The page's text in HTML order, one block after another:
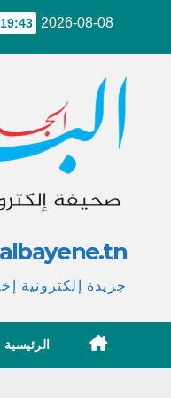
2026-08-08
19:43
جريدة إلكترونية
الرئيسية